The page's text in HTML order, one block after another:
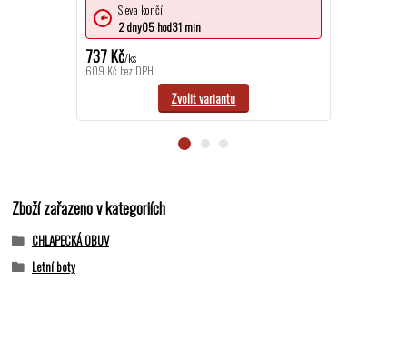
737 Kč/ks
609 Kč bez DPH
Sleva končí:
2dny05 hod31 min
Zvolit variantu
Zboží zařazeno v kategoriích
CHLAPECKÁ OBUV
Letní boty